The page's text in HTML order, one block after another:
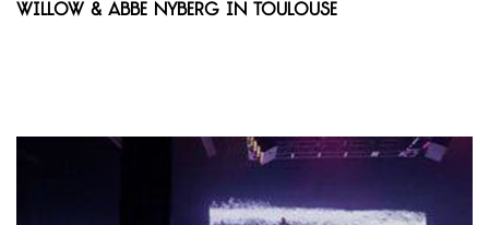
Willow & Abbe Nyberg in Toulouse